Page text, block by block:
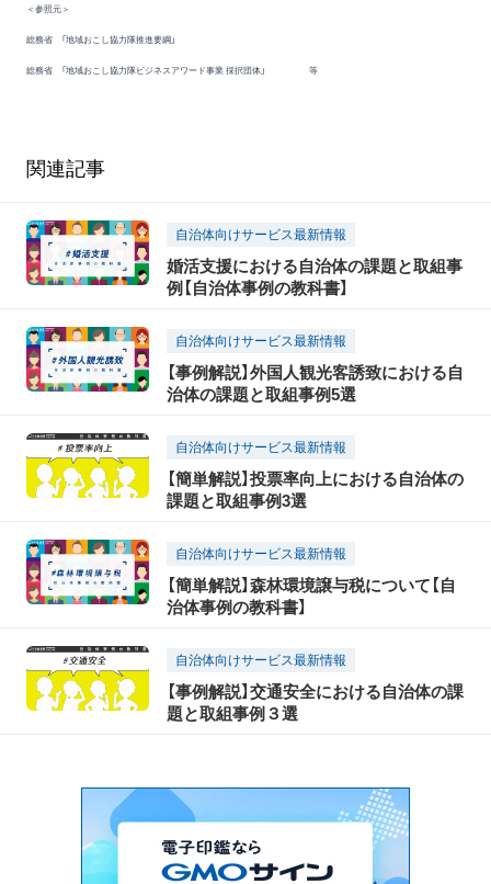
＜参照元＞
総務省 「地域おこし協力隊推進要綱」
総務省 「地域おこし協力隊ビジネスアワード事業 採択団体」 等
関連記事
自治体向けサービス最新情報
婚活支援における自治体の課題と取組事
例【自治体事例の教科書】
自治体向けサービス最新情報
【事例解説】外国人観光客誘致における自
治体の課題と取組事例5選
自治体向けサービス最新情報
【簡単解説】投票率向上における自治体の
課題と取組事例3選
自治体向けサービス最新情報
【簡単解説】森林環境譲与税について【自
治体事例の教科書】
自治体向けサービス最新情報
【事例解説】交通安全における自治体の課
題と取組事例３選